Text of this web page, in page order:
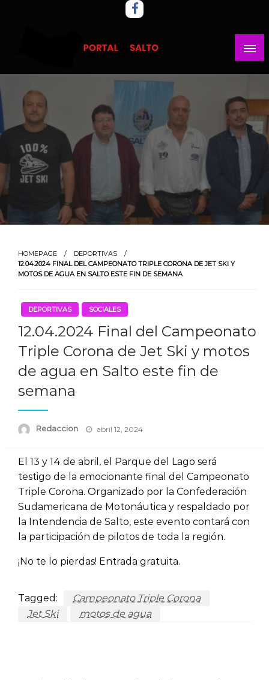
Portal del Salto
Noticias del norte del país.
HOMEPAGE
DEPORTIVAS
12.04.2024 FINAL DEL CAMPEONATO TRIPLE CORONA DE JET SKI Y
MOTOS DE AGUA EN SALTO ESTE FIN DE SEMANA
DEPORTIVAS SOCIALES
12.04.2024 Final del Campeonato
Triple Corona de Jet Ski y motos
de agua en Salto este fin de
semana
Redaccion
Posted
abril 12, 2024
El 13 y 14 de abril, el Parque del Lago será
testigo de la emocionante final del Campeonato
Triple Corona. Organizado por la Confederación
Sudamericana de Motonáutica y respaldado por
la Intendencia de Salto, este evento contará con
la participación de pilotos de toda la región.
¡No te lo pierdas! Entrada gratuita.
Tagged:
Campeonato Triple Corona
Jet Ski
motos de agua